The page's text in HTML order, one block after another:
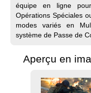
équipe en ligne
Opérations Spéciales
modes variés en
système de Passe de
Aperçu en